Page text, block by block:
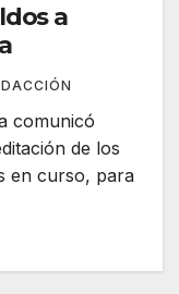
a
comunicó
de los
en curso, para